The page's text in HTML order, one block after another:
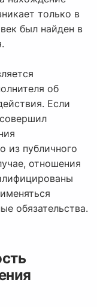
только в
был найден в
об
Если
из публичного
отношения
обязательства.